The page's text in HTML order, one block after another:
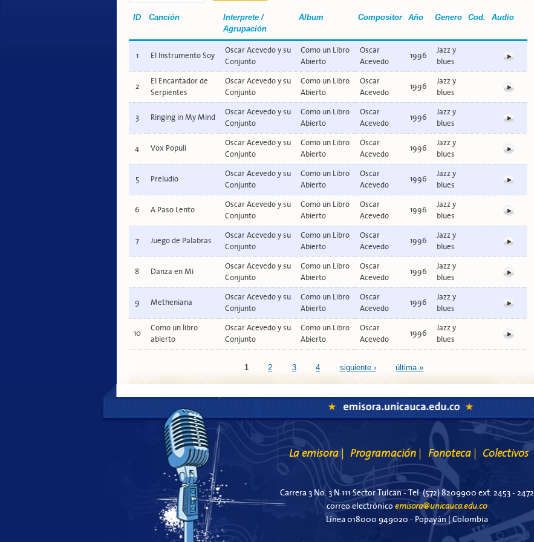
ID Canción
Interprete /
Agrupación
Album Compositor Año Genero Cod. Audio
1 El Instrumento Soy
Oscar Acevedo y su
Conjunto
Como un Libro
Abierto
Oscar
Acevedo
1996
Jazz y
blues
2
El Encantador de
Serpientes
Oscar Acevedo y su
Conjunto
Como un Libro
Abierto
Oscar
Acevedo
1996
Jazz y
blues
3 Ringing in My Mind
Oscar Acevedo y su
Conjunto
Como un Libro
Abierto
Oscar
Acevedo
1996
Jazz y
blues
4 Vox Populi
Oscar Acevedo y su
Conjunto
Como un Libro
Abierto
Oscar
Acevedo
1996
Jazz y
blues
5 Preludio
Oscar Acevedo y su
Conjunto
Como un Libro
Abierto
Oscar
Acevedo
1996
Jazz y
blues
6 A Paso Lento
Oscar Acevedo y su
Conjunto
Como un Libro
Abierto
Oscar
Acevedo
1996
Jazz y
blues
7 Juego de Palabras
Oscar Acevedo y su
Conjunto
Como un Libro
Abierto
Oscar
Acevedo
1996
Jazz y
blues
8 Danza en Mí
Oscar Acevedo y su
Conjunto
Como un Libro
Abierto
Oscar
Acevedo
1996
Jazz y
blues
9 Metheniana
Oscar Acevedo y su
Conjunto
Como un Libro
Abierto
Oscar
Acevedo
1996
Jazz y
blues
10
Como un libro
abierto
Oscar Acevedo y su
Conjunto
Como un Libro
Abierto
Oscar
Acevedo
1996
Jazz y
blues
Páginas 1 2 3 4 siguiente › última »
La emisora Programación Fonoteca Colectivos
Carrera 3 No. 3 N 111 Sector Tulcan - Tel. (572) 8209900 ext. 2453 - 2472
correo electrónico emisora@unicauca.edu.co
Línea 018000 949020 - Popayán | Colombia